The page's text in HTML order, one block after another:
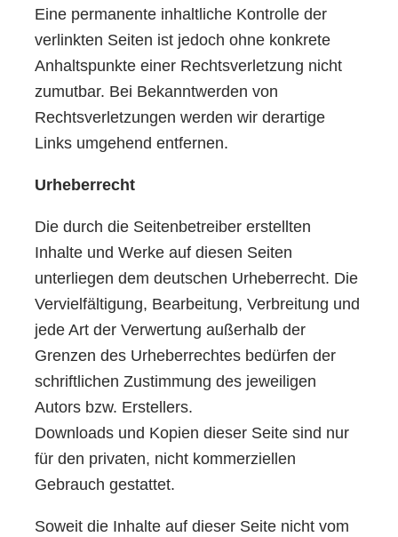
Eine permanente inhaltliche Kontrolle der
verlinkten Seiten ist jedoch ohne konkrete
Anhaltspunkte einer Rechtsverletzung nicht
zumutbar. Bei Bekanntwerden von
Rechtsverletzungen werden wir derartige
Links umgehend entfernen.
Urheberrecht
Die durch die Seitenbetreiber erstellten
Inhalte und Werke auf diesen Seiten
unterliegen dem deutschen Urheberrecht. Die
Vervielfältigung, Bearbeitung, Verbreitung und
jede Art der Verwertung außerhalb der
Grenzen des Urheberrechtes bedürfen der
schriftlichen Zustimmung des jeweiligen
Autors bzw. Erstellers.
Downloads und Kopien dieser Seite sind nur
für den privaten, nicht kommerziellen
Gebrauch gestattet.
Soweit die Inhalte auf dieser Seite nicht vom